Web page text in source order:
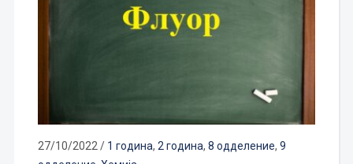
27/10/2022 / 1 година, 2 година, 8 одделение, 9